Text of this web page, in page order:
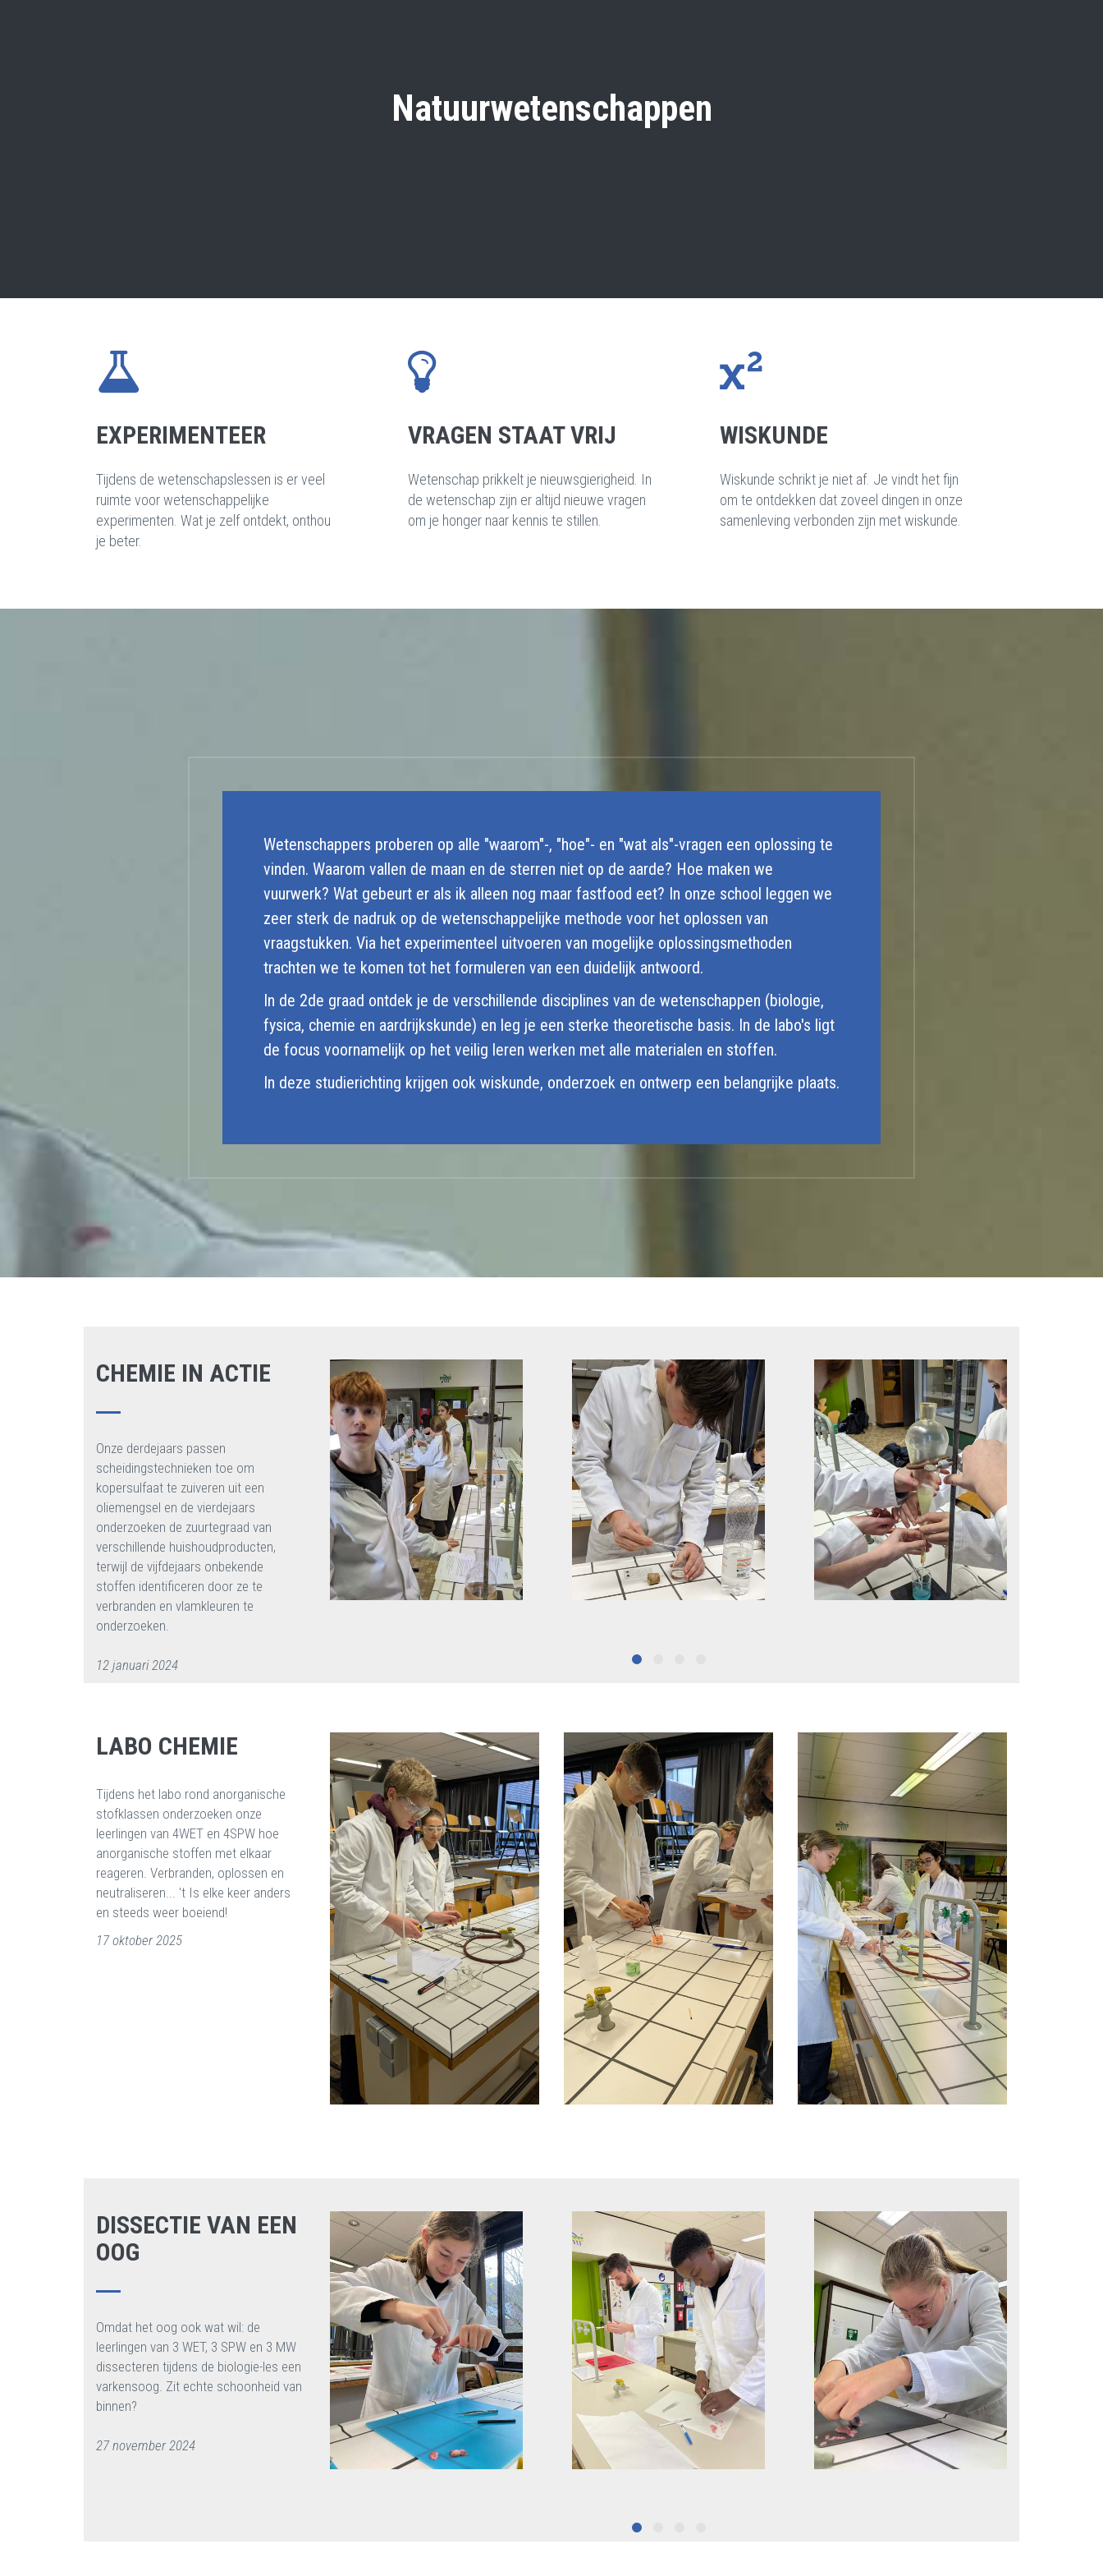
Natuurwetenschappen
EXPERIMENTEER
Tijdens de wetenschapslessen is er veel
ruimte voor wetenschappelijke
experimenten. Wat je zelf ontdekt, onthou
je beter.
VRAGEN STAAT VRIJ
Wetenschap prikkelt je nieuwsgierigheid. In
de wetenschap zijn er altijd nieuwe vragen
om je honger naar kennis te stillen.
WISKUNDE
Wiskunde schrikt je niet af. Je vindt het fijn
om te ontdekken dat zoveel dingen in onze
samenleving verbonden zijn met wiskunde.
Wetenschappers proberen op alle "waarom"-, "hoe"- en "wat als"-vragen een oplossing te
vinden. Waarom vallen de maan en de sterren niet op de aarde? Hoe maken we
vuurwerk? Wat gebeurt er als ik alleen nog maar fastfood eet? In onze school leggen we
zeer sterk de nadruk op de wetenschappelijke methode voor het oplossen van
vraagstukken. Via het experimenteel uitvoeren van mogelijke oplossingsmethoden
trachten we te komen tot het formuleren van een duidelijk antwoord.
In de 2de graad ontdek je de verschillende disciplines van de wetenschappen (biologie,
fysica, chemie en aardrijkskunde) en leg je een sterke theoretische basis. In de labo's ligt
de focus voornamelijk op het veilig leren werken met alle materialen en stoffen.
In deze studierichting krijgen ook wiskunde, onderzoek en ontwerp een belangrijke plaats.
CHEMIE IN ACTIE
Onze derdejaars passen
scheidingstechnieken toe om
kopersulfaat te zuiveren uit een
oliemengsel en de vierdejaars
onderzoeken de zuurtegraad van
verschillende huishoudproducten,
terwijl de vijfdejaars onbekende
stoffen identificeren door ze te
verbranden en vlamkleuren te
onderzoeken.
12 januari 2024
LABO CHEMIE
Tijdens het labo rond anorganische
stofklassen onderzoeken onze
leerlingen van 4WET en 4SPW hoe
anorganische stoffen met elkaar
reageren. Verbranden, oplossen en
neutraliseren... 't Is elke keer anders
en steeds weer boeiend!
17 oktober 2025
DISSECTIE VAN EEN
OOG
Omdat het oog ook wat wil: de
leerlingen van 3 WET, 3 SPW en 3 MW
dissecteren tijdens de biologie-les een
varkensoog. Zit echte schoonheid van
binnen?
27 november 2024